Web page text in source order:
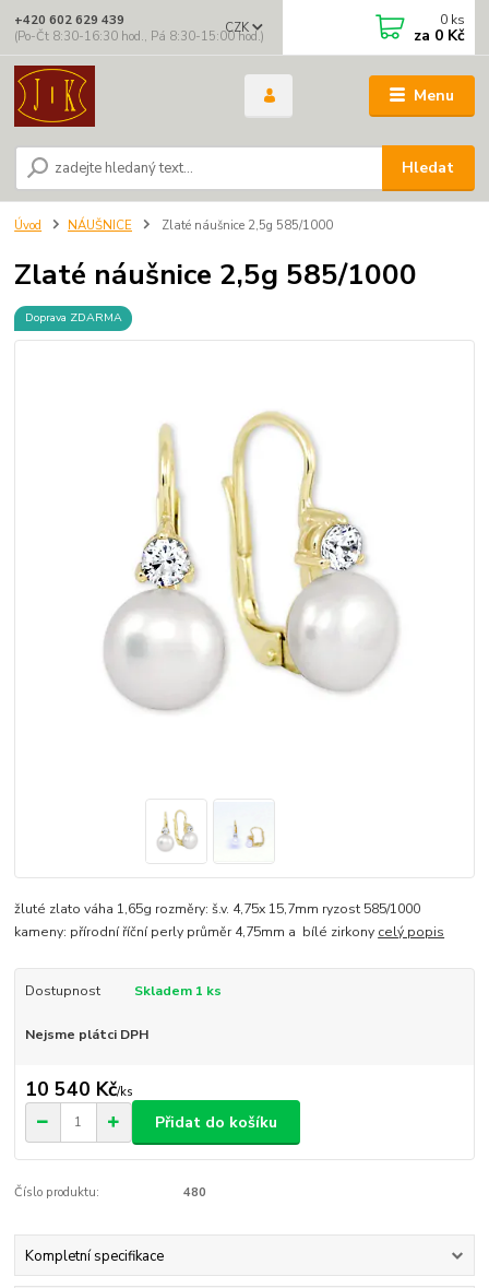
Menu
CZK
Hledat
+420 602 629 439
(Po-Čt 8:30-16:30 hod., Pá 8:30-15:00 hod.)
0 ks
za 0 Kč
Úvod NÁUŠNICE Zlaté náušnice 2,5g 585/1000
Zlaté náušnice 2,5g 585/1000
Doprava ZDARMA
žluté zlato váha 1,65g rozměry: š.v. 4,75x 15,7mm ryzost 585/1000
kameny: přírodní říční perly průměr 4,75mm a bílé zirkony celý popis
Dostupnost Skladem 1 ks
Nejsme plátci DPH
10 540 Kč/ks
Přidat do košíku
Číslo produktu: 480
Kompletní specifikace